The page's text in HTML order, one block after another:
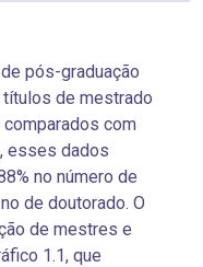
pós-graduação
de mestrado
comparados com
esses dados
no número de
de doutorado. O
de mestres e
1.1, que